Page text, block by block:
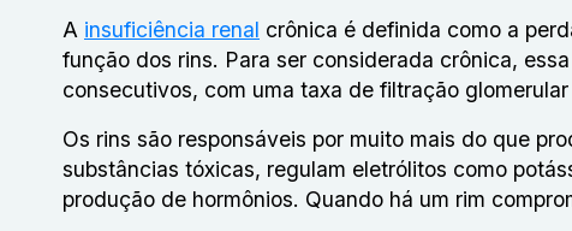
A insuficiência renal crônica é definida como a
função dos rins. Para ser considerada crônica,
consecutivos, com uma taxa de filtração
Os rins são responsáveis por muito mais do que
substâncias tóxicas, regulam eletrólitos como
produção de hormônios. Quando há um rim